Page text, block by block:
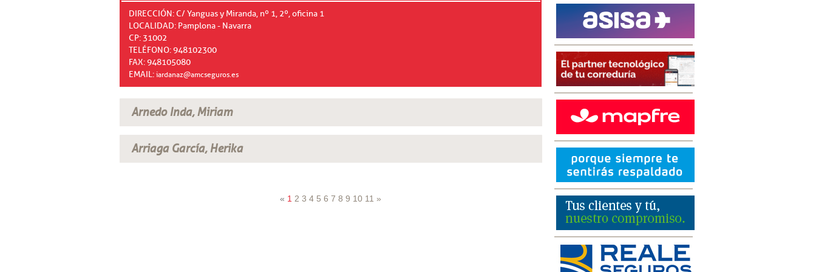
DIRECCIÓN: C/ Yanguas y Miranda, nº 1, 2º, oficina 1
LOCALIDAD: Pamplona - Navarra
CP: 31002
TELÉFONO: 948102300
FAX: 948105080
EMAIL:iardanaz@amcseguros.es
Arnedo Inda, Miriam
Arriaga García, Herika
« 1 2 3 4 5 6 7 8 9 10 11 »